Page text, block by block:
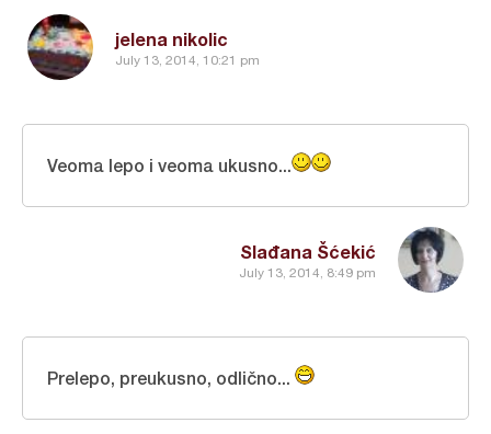
jelena nikolic
July 13, 2014, 10:21 pm
Slađana Šćekić
July 13, 2014, 8:49 pm
Veoma lepo i veoma ukusno...
Prelepo, preukusno, odlično...